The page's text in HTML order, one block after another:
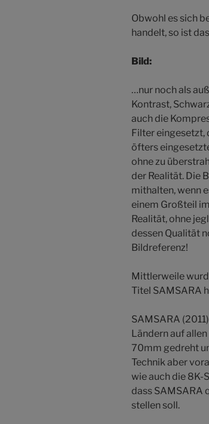
Obwohl es sich
handelt, so ist
Bild:
…nur noch als
Kontrast,
auch die
Filter eingesetzt,
öfters
ohne zu
der Realität. Die
mithalten, wenn
einem Großteil
Realität, ohne
dessen Qualität
Bildreferenz!
Mittlerweile
Titel SAMSARA
SAMSARA
Ländern auf
70mm gedreht
Technik aber
wie auch die 8K-
dass SAMSARA
stellen soll.